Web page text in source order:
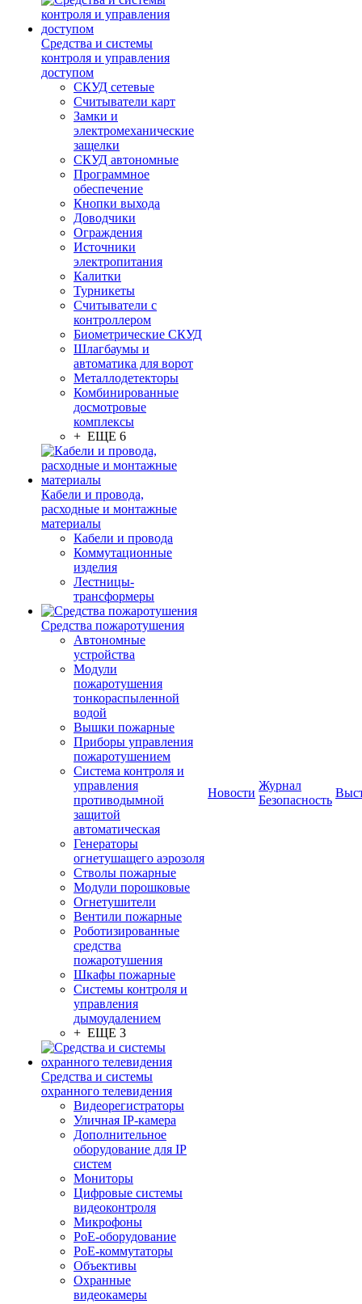
Средства и системы
контроля и управления
доступом
СКУД сетевые
Считыватели карт
Замки и
электромеханические
защелки
СКУД автономные
Программное
обеспечение
Кнопки выхода
Доводчики
Ограждения
Источники
электропитания
Калитки
Турникеты
Считыватели с
контроллером
Биометрические СКУД
Шлагбаумы и
автоматика для ворот
Металлодетекторы
Комбинированные
досмотровые
комплексы
+ ЕЩЕ 6
Кабели и провода,
расходные и монтажные
материалы
Кабели и провода
Коммутационные
изделия
Лестницы-
трансформеры
Средства пожаротушения
Автономные
устройства
Модули
пожаротушения
тонкораспыленной
водой
Вышки пожарные
Приборы управления
пожаротушением
Система контроля и
управления
противодымной
защитой
автоматическая
Генераторы
огнетушащего аэрозоля
Стволы пожарные
Модули порошковые
Огнетушители
Вентили пожарные
Роботизированные
средства
пожаротушения
Шкафы пожарные
Системы контроля и
управления
дымоудалением
+ ЕЩЕ 3
Средства и системы
охранного телевидения
Видеорегистраторы
Уличная IP-камера
Дополнительное
оборудование для IP
систем
Мониторы
Цифровые системы
видеоконтроля
Микрофоны
PoE-оборудование
PoE-коммутаторы
Объективы
Охранные
видеокамеры
Новости
Журнал
Безопасность